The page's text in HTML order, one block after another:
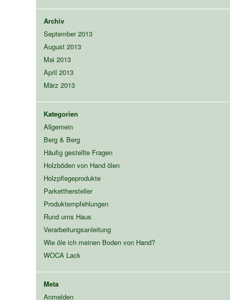
Archiv
September 2013
August 2013
Mai 2013
April 2013
März 2013
Kategorien
Allgemein
Berg & Berg
Häufig gestellte Fragen
Holzböden von Hand ölen
Holzpflegeprodukte
Parketthersteller
Produktempfehlungen
Rund ums Haus
Verarbeitungsanleitung
Wie öle ich meinen Boden von Hand?
WOCA Lack
Meta
Anmelden